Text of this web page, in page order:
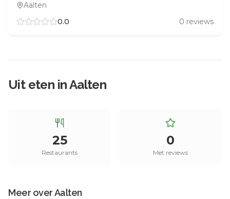
Aalten
0.0 0 reviews
Uit eten inAalten
25
Restaurants
0
Met reviews
Meer overAalten